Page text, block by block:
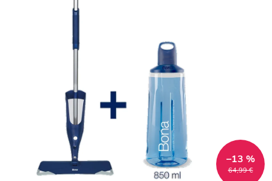
64,99 €
–13 %